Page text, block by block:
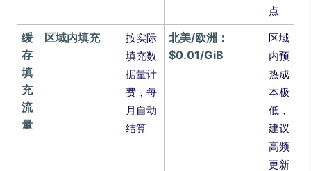
点
缓
存
填
充
流
量
区域内填充
按实际
填充数
据量计
费，每
月自动
结算
北美/欧洲：
$0.01/GiB
区域
内预
热成
本极
低，
建议
高频
更新